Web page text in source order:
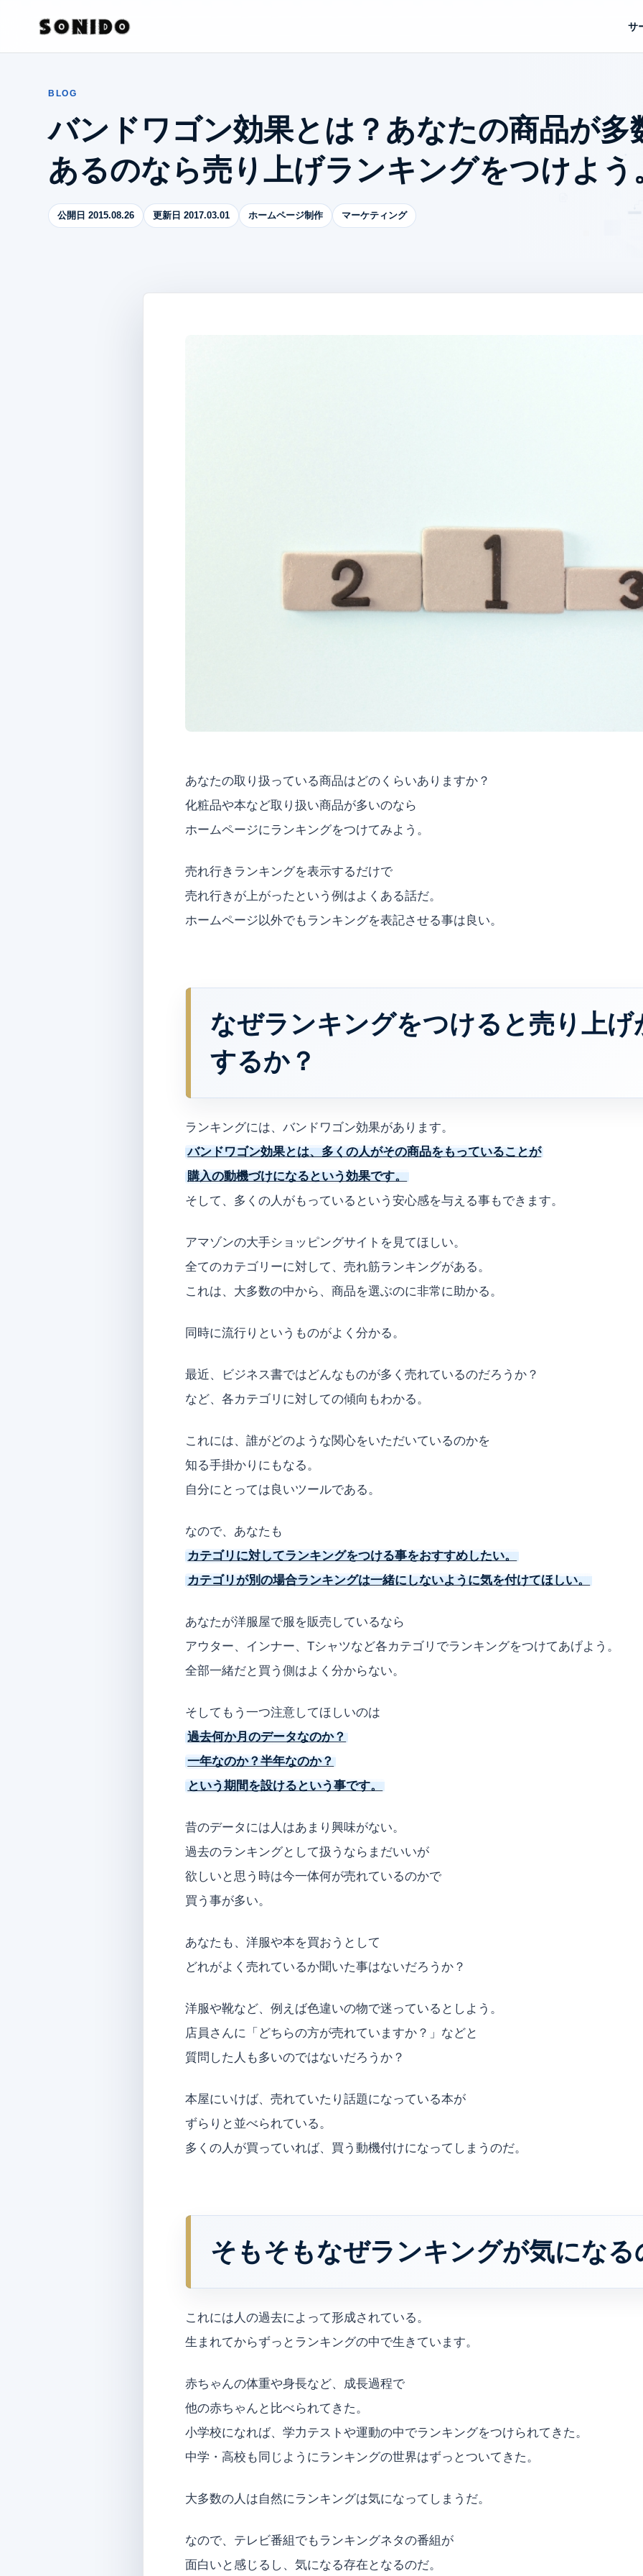
サ
BLOG
バンドワゴン効果とは？あなたの商品が多
あるのなら売り上げランキングをつけよう
公開日 2015.08.26 更新日 2017.03.01 ホームページ制作 マーケティング
あなたの取り扱っている商品はどのくらいありますか？
化粧品や本など取り扱い商品が多いのなら
ホームページにランキングをつけてみよう。
売れ行きランキングを表示するだけで
売れ行きが上がったという例はよくある話だ。
ホームページ以外でもランキングを表記させる事は良い。
なぜランキングをつけると売り上げ
するか？
ランキングには、バンドワゴン効果があります。
バンドワゴン効果とは、多くの人がその商品をもっていることが
購入の動機づけになるという効果です。
そして、多くの人がもっているという安心感を与える事もできます。
アマゾンの大手ショッピングサイトを見てほしい。
全てのカテゴリーに対して、売れ筋ランキングがある。
これは、大多数の中から、商品を選ぶのに非常に助かる。
同時に流行りというものがよく分かる。
最近、ビジネス書ではどんなものが多く売れているのだろうか？
など、各カテゴリに対しての傾向もわかる。
これには、誰がどのような関心をいただいているのかを
知る手掛かりにもなる。
自分にとっては良いツールである。
なので、あなたも
カテゴリに対してランキングをつける事をおすすめしたい。
カテゴリが別の場合ランキングは一緒にしないように気を付けてほしい。
あなたが洋服屋で服を販売しているなら
アウター、インナー、Tシャツなど各カテゴリでランキングをつけてあげよう。
全部一緒だと買う側はよく分からない。
そしてもう一つ注意してほしいのは
過去何か月のデータなのか？
一年なのか？半年なのか？
という期間を設けるという事です。
昔のデータには人はあまり興味がない。
過去のランキングとして扱うならまだいいが
欲しいと思う時は今一体何が売れているのかで
買う事が多い。
あなたも、洋服や本を買おうとして
どれがよく売れているか聞いた事はないだろうか？
洋服や靴など、例えば色違いの物で迷っているとしよう。
店員さんに「どちらの方が売れていますか？」などと
質問した人も多いのではないだろうか？
本屋にいけば、売れていたり話題になっている本が
ずらりと並べられている。
多くの人が買っていれば、買う動機付けになってしまうのだ。
そもそもなぜランキングが気になる
これには人の過去によって形成されている。
生まれてからずっとランキングの中で生きています。
赤ちゃんの体重や身長など、成長過程で
他の赤ちゃんと比べられてきた。
小学校になれば、学力テストや運動の中でランキングをつけられてきた。
中学・高校も同じようにランキングの世界はずっとついてきた。
大多数の人は自然にランキングは気になってしまうだ。
なので、テレビ番組でもランキングネタの番組が
面白いと感じるし、気になる存在となるのだ。